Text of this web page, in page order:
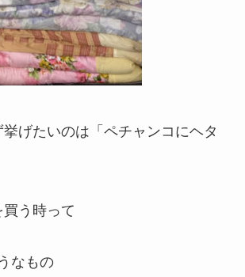
げたいのは「ペチャンコにヘタ
う時って
なもの